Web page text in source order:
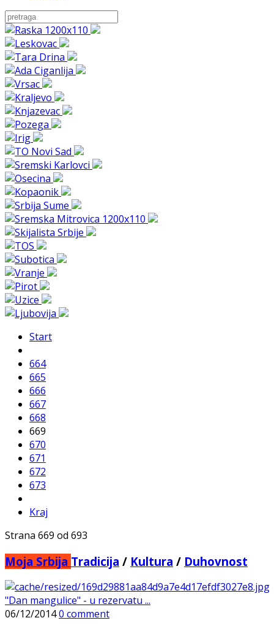
Start
664
665
666
667
668
669
670
671
672
673
Kraj
Strana 669 od 693
Moja Srbija Tradicija / Kultura / Duhovnost
"Dan mangulice" - u rezervatu ...
06/12/20140 comment